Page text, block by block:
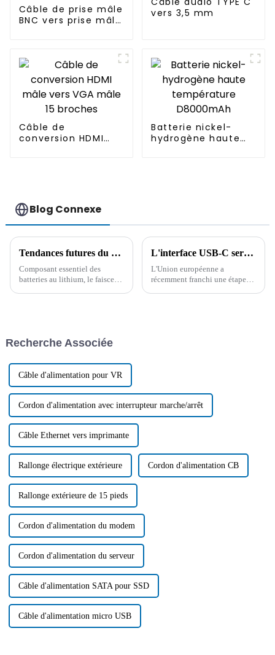
Câble de prise mâle
BNC vers prise mâle
vers 3,5 mm
Câble de
conversion HDMI
Batterie nickel-
hydrogène haute
Blog Connexe
Tendances futures du développement du faisceau de câbles des batteries au lithium
Composant essentiel des
batteries au lithium, le faisceau
abordés.
L'interface USB-C sera adoptée comme norme de charge universelle d'ici fin 2024.
L'Union européenne a
récemment franchi une étape
Recherche Associée
Câble d'alimentation pour VR
Cordon d'alimentation avec interrupteur marche/arrêt
Câble Ethernet vers imprimante
Rallonge électrique extérieure Cordon d'alimentation CB
Rallonge extérieure de 15 pieds
Cordon d'alimentation du modem
Cordon d'alimentation du serveur
Câble d'alimentation SATA pour SSD
Câble d'alimentation micro USB